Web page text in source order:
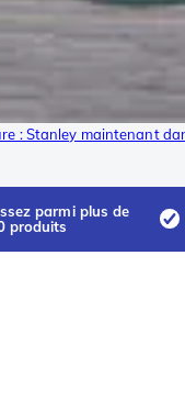
: Stanley maintenant
parmi plus de
produits